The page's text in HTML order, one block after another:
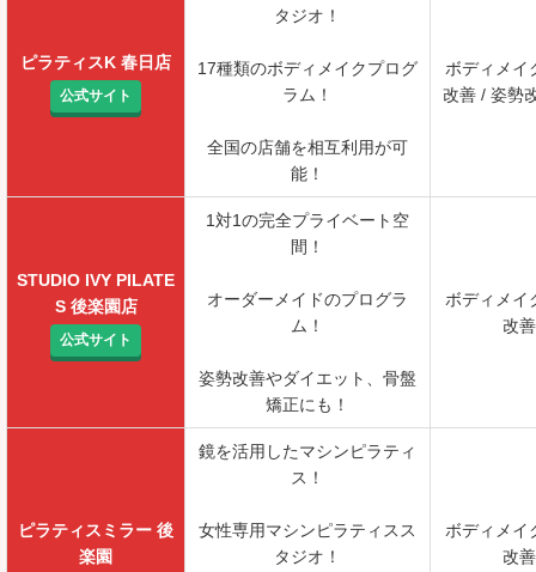
ピラティスK 春日店
公式サイト
タジオ！
17種類のボディメイクプログ
ラム！
全国の店舗を相互利用が可
能！
ボディメイ
改善 / 姿勢
STUDIO IVY PILATE
S 後楽園店
公式サイト
1対1の完全プライベート空
間！
オーダーメイドのプログラ
ム！
姿勢改善やダイエット、骨盤
矯正にも！
ボディメイ
改善
ピラティスミラー 後
楽園
鏡を活用したマシンピラティ
ス！
女性専用マシンピラティスス
タジオ！
ボディメイ
改善